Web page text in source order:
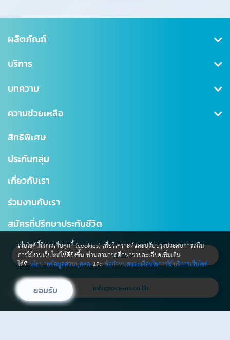
ผลิตภัณฑ์
คุ้มครองสุขภาพ
คุ้มครองอุบัติเหตุ
ประกันชีวิตควบการลงทุน
บริการ
สมัครสมาชิก/เข้าสู่ระบบ
การเรียกร้องค่าสินไหม
การเปลี่ยนแปลงกรมธรรม์
บริการอื่นๆ
มาตรฐานการให้บริการธุรกิจประกันชีวิต (SLA)
บทความ
ข่าวสาร CSR
ความช่วยเหลือ
สำนักงานใหญ่
สาขาไทยสมุทร
แผนผังเว็บไซต์
สิทธิพิเศษ
ประกันกลุ่ม
เกี่ยวกับเรา
ร่วมงานกับเรา
สมัครที่ปรึกษาประกันชีวิต
1503
info@ocean.co.th
เว็บไซต์นี้มีการเก็บคุกกี้ (cookies) เพื่อวิเคราะห์และปรับปรุงประสบการณ์ใน
การใช้งานเว็บไซต์ให้ดียิ่งขึ้น ท่านสามารถศึกษารายละเอียดเพิ่มเติม
ได้ที่นโยบายข้อมูลส่วนบุคคลและข้อกำหนดและเงื่อนไขการใช้บริการเว็บไซต์
ยอมรับ